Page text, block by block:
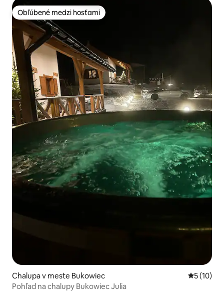
Obľúbené medzi hosťami
Obľúbené medzi hosťami
Chalupa v meste Bukowiec
5 (10)
Pohľad na chalupy Bukowiec Julia